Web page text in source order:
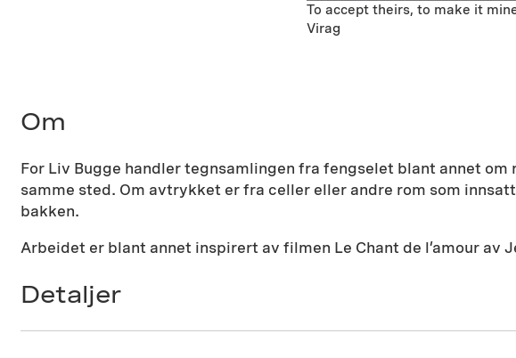
To accept theirs, to make it
Virag
Om
For Liv Bugge handler tegnsamlingen fra fengselet blant annet
samme sted. Om avtrykket er fra celler eller andre rom som
bakken.
Arbeidet er blant annet inspirert av filmen Le Chant de l’amour av
Detaljer